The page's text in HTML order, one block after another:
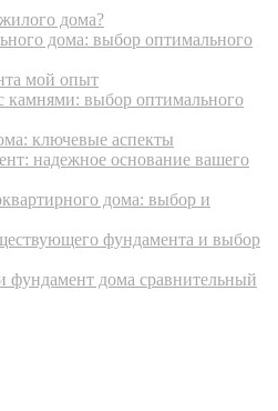
дома?
дома: выбор оптимального
мой опыт
камнями: выбор оптимального
ключевые аспекты
надежное основание вашего
дома: выбор и
фундамента и выбор
фундамент дома сравнительный